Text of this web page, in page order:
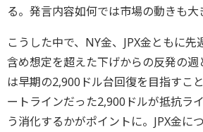
る。発言内容如何では市場の動きも大
こうした中で、NY金、JPX金ともに先
含め想定を超えた下げからの反発の
は早期の2,900ドル台回復を目指すこ
ートラインだった2,900ドルが抵抗ラ
う消化するかがポイントに。JPX金に